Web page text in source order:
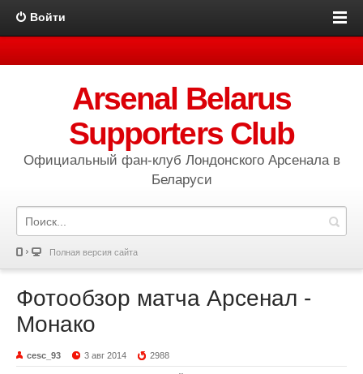
Войти
Arsenal Belarus
Supporters Club
Официальный фан-клуб Лондонского Арсенала в
Беларуси
Полная версия сайта
Фотообзор матча Арсенал -
Монако
cesc_93 3 авг 2014 2988